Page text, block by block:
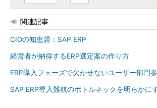
関連記事
CIOの知恵袋：SAP ERP
経営者が納得するERP選定案の作り方
ERP導入フェーズで欠かせないユーザー部門
SAP ERP導入難航のボトルネックを明らかに